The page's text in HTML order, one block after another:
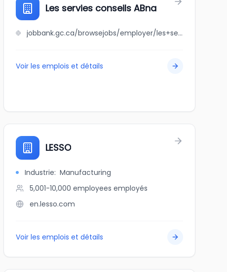
Les servies conseils ABna
jobbank.gc.ca/browsejobs/employer/les+servies+conseils+abna/ca
Voir les emplois et détails
LESSO
Industrie: Manufacturing
5,001-10,000 employees employés
en.lesso.com
Voir les emplois et détails